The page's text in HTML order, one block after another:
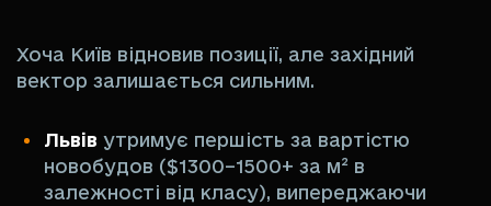
Хоча Київ відновив позиції, але західний
вектор залишається сильним.
Львів утримує першість за вартістю
новобудов ($1300–1500+ за м² в
залежності від класу), випереджаючи